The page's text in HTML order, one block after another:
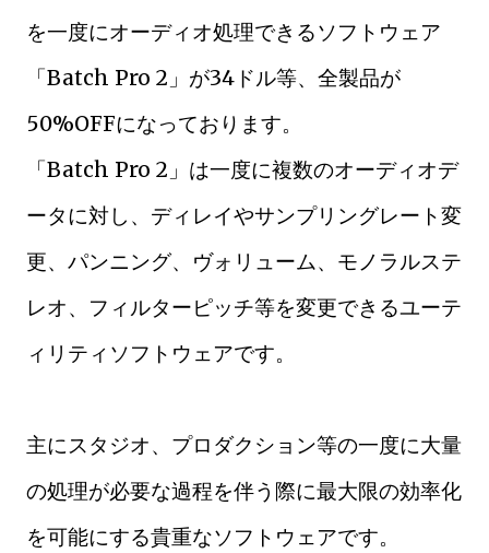
を一度にオーディオ処理できるソフトウェア
「Batch Pro 2」が34ドル等、全製品が
50%OFFになっております。
「Batch Pro 2」は一度に複数のオーディオデ
ータに対し、ディレイやサンプリングレート変
更、パンニング、ヴォリューム、モノラルステ
レオ、フィルターピッチ等を変更できるユーテ
ィリティソフトウェアです。
主にスタジオ、プロダクション等の一度に大量
の処理が必要な過程を伴う際に最大限の効率化
を可能にする貴重なソフトウェアです。